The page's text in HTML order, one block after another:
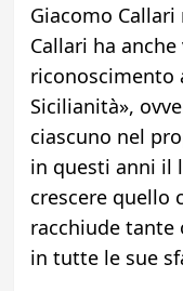
Giacomo
Callari ha
riconoscimento
Sicilianità»,
ciascuno nel
in questi anni il
crescere quello
racchiude tante
in tutte le sue